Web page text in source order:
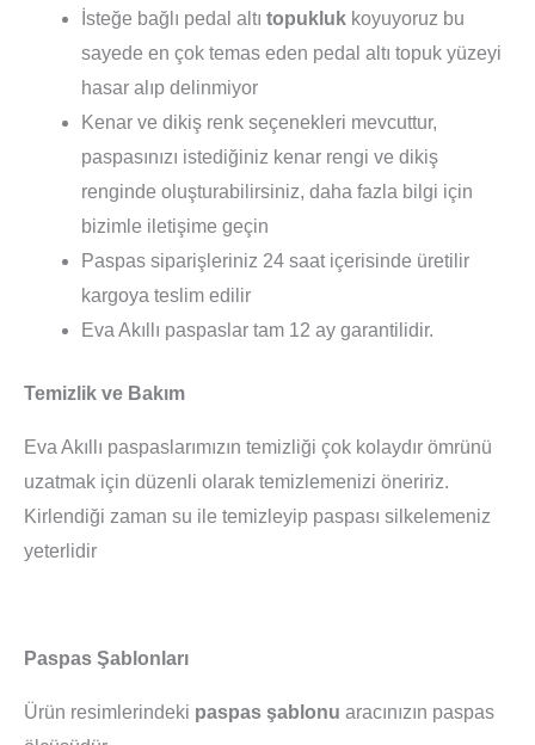
İsteğe bağlı pedal altı topukluk koyuyoruz bu
sayede en çok temas eden pedal altı topuk yüzeyi
hasar alıp delinmiyor
Kenar ve dikiş renk seçenekleri mevcuttur,
paspasınızı istediğiniz kenar rengi ve dikiş
renginde oluşturabilirsiniz, daha fazla bilgi için
bizimle iletişime geçin
Paspas siparişleriniz 24 saat içerisinde üretilir
kargoya teslim edilir
Eva Akıllı paspaslar tam 12 ay garantilidir.
Temizlik ve Bakım
Eva Akıllı paspaslarımızın temizliği çok kolaydır ömrünü
uzatmak için düzenli olarak temizlemenizi öneririz.
Kirlendiği zaman su ile temizleyip paspası silkelemeniz
yeterlidir
Paspas Şablonları
Ürün resimlerindeki paspas şablonu aracınızın paspas